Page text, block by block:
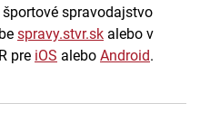
spravodajstvo
spravy.stvr.sk alebo v
pre iOS alebo Android.